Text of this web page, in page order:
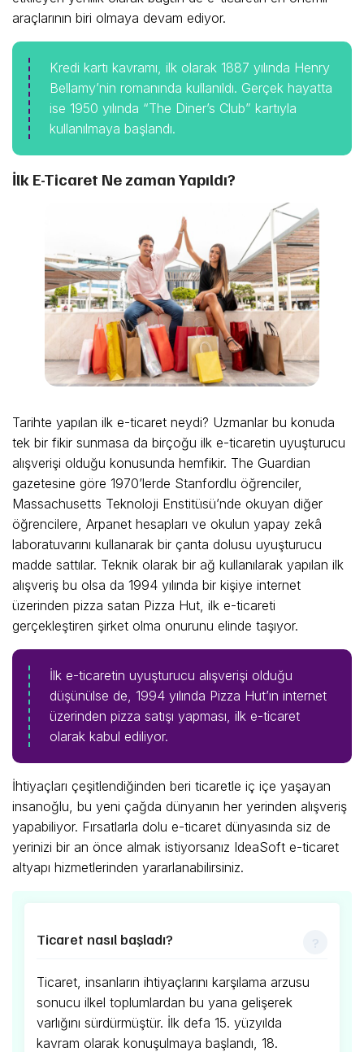
araçlarının biri olmaya devam ediyor.
Kredi kartı kavramı, ilk olarak 1887 yılında Henry
Bellamy’nin romanında kullanıldı. Gerçek hayatta
ise 1950 yılında “The Diner’s Club” kartıyla
kullanılmaya başlandı.
İlk E-Ticaret Ne zaman Yapıldı?
Tarihte yapılan ilk e-ticaret neydi? Uzmanlar bu konuda
tek bir fikir sunmasa da birçoğu ilk e-ticaretin uyuşturucu
alışverişi olduğu konusunda hemfikir. The Guardian
gazetesine göre 1970’lerde Stanfordlu öğrenciler,
Massachusetts Teknoloji Enstitüsü’nde okuyan diğer
öğrencilere, Arpanet hesapları ve okulun yapay zekâ
laboratuvarını kullanarak bir çanta dolusu uyuşturucu
madde sattılar. Teknik olarak bir ağ kullanılarak yapılan ilk
alışveriş bu olsa da 1994 yılında bir kişiye internet
üzerinden pizza satan Pizza Hut, ilk e-ticareti
gerçekleştiren şirket olma onurunu elinde taşıyor.
İlk e-ticaretin uyuşturucu alışverişi olduğu
düşünülse de, 1994 yılında Pizza Hut’ın internet
üzerinden pizza satışı yapması, ilk e-ticaret
olarak kabul ediliyor.
İhtiyaçları çeşitlendiğinden beri ticaretle iç içe yaşayan
insanoğlu, bu yeni çağda dünyanın her yerinden alışveriş
yapabiliyor. Fırsatlarla dolu e-ticaret dünyasında siz de
yerinizi bir an önce almak istiyorsanız IdeaSoft e-ticaret
altyapı hizmetlerinden yararlanabilirsiniz.
Ticaret nasıl başladı?
Ticaret, insanların ihtiyaçlarını karşılama arzusu
sonucu ilkel toplumlardan bu yana gelişerek
varlığını sürdürmüştür. İlk defa 15. yüzyılda
kavram olarak konuşulmaya başlandı, 18.